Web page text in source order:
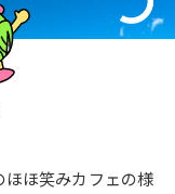
ほほ笑みカフェの様